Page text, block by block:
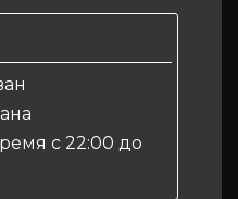
с 22:00 до